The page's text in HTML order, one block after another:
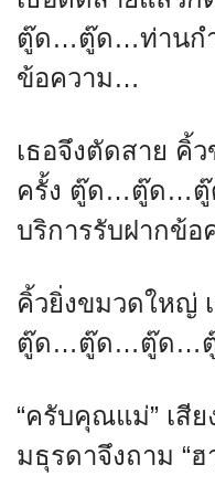
ตู๊ด…ตู๊ด…ท่านกำ
ข้อความ…
เธอจึงตัดสาย คิ้
ครั้ง ตู๊ด…ตู๊ด…ตู๊
บริการรับฝากข้
คิ้วยิ่งขมวดใหญ่
ตู๊ด…ตู๊ด…ตู๊ด…
“ครับคุณแม่” เสี
มธุรดาจึงถาม “